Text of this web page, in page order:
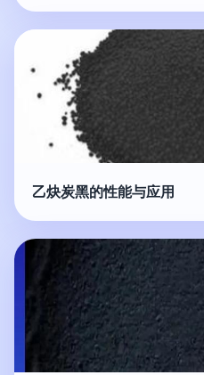
乙炔炭黑的性能与应用